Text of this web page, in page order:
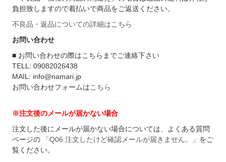
負担致しますので着払いで商品をご返送ください。
不良品・返品についての詳細はこちら
お問い合わせ
■ お問い合わせの際はこちらまでご連絡下さい
TELL: 09082026438
MAIL: info@namari.jp
お問い合わせフォームはこちら
※注文後のメールが届かない場合
注文した後にメールが届かない場合については、よくある質問
ページの
「Q06 注文したけど確認メールが届きません。」 をご
覧ください。